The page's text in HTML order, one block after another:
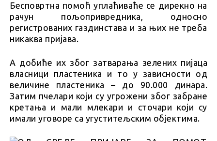
Бесповртна помоћ уплаћиваће се дирекно на
рачун пољопривредника, односно
регистрованих газдинстава и за њих не треба
никаква пријава.
А добиће их због затварања зелених пијаца
власници пластеника и то у зависности од
величине пластеника – до 90.000 динара.
Затим пчелари који су угрожени због забране
кретања и мали млекари и сточари који су
имали уговоре са угуститељским објектима.